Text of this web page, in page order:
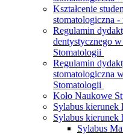
Kształcenie
stomatologiczna
Regulamin
dentystycznego
Stomatologii
Regulamin
stomatologiczna
Stomatologii
Koło Naukowe
Sylabus kierunek
Sylabus kierunek
Sylabus